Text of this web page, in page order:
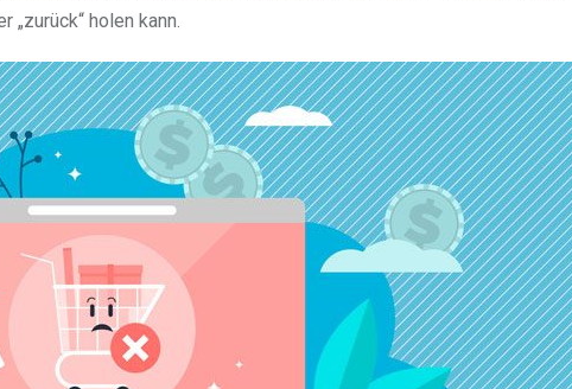
holen kann.